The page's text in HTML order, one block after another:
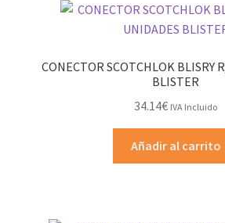
CONECTOR SCOTCHLOK BLISRY
BLISTER
34.14€ IVA Incluido
Añadir al carrito